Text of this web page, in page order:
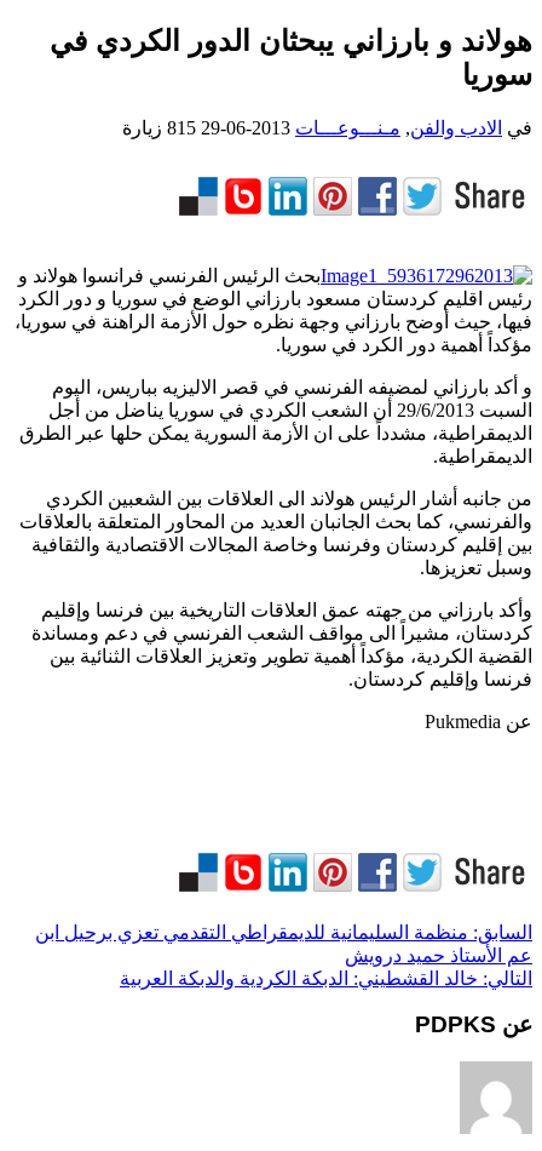
هولاند و بارزاني يبحثان الدور الكردي في
سوريا
في الادب والفن, مـنـــوعـــات 2013-06-29 815 زيارة
بحث الرئيس الفرنسي فرانسوا هولاند و
رئيس اقليم كردستان مسعود بارزاني الوضع في سوريا و دور الكرد
فيها، حيث أوضح بارزاني وجهة نظره حول الأزمة الراهنة في سوريا،
مؤكداً أهمية دور الكرد في سوريا.
و أكد بارزاني لمضيفه الفرنسي في قصر الاليزيه بباريس، اليوم
السبت 29/6/2013 أن الشعب الكردي في سوريا يناضل من أجل
الديمقراطية، مشدداً على ان الأزمة السورية يمكن حلها عبر الطرق
الديمقراطية.
من جانبه أشار الرئيس هولاند الى العلاقات بين الشعبين الكردي
والفرنسي، كما بحث الجانبان العديد من المحاور المتعلقة بالعلاقات
بين إقليم كردستان وفرنسا وخاصة المجالات الاقتصادية والثقافية
وسبل تعزيزها.
وأكد بارزاني من جهته عمق العلاقات التاريخية بين فرنسا وإقليم
كردستان، مشيراً الى مواقف الشعب الفرنسي في دعم ومساندة
القضية الكردية، مؤكداً أهمية تطوير وتعزيز العلاقات الثنائية بين
فرنسا وإقليم كردستان.
عن Pukmedia
السابق: منظمة السليمانية للديمقراطي التقدمي تعزي برحيل ابن
عم الأستاذ حميد درويش
التالي: خالد القشطيني: الدبكة الكردية والدبكة العربية
عن PDPKS